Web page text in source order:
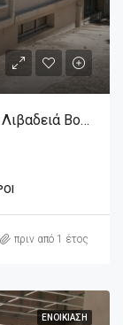
Επαγγελματικός Χώρος 172τ.μ. Στην Λιβαδειά Βοιωτίας
πριν από 1 έτος
ΕΝΟΙΚΊΑΣΗ